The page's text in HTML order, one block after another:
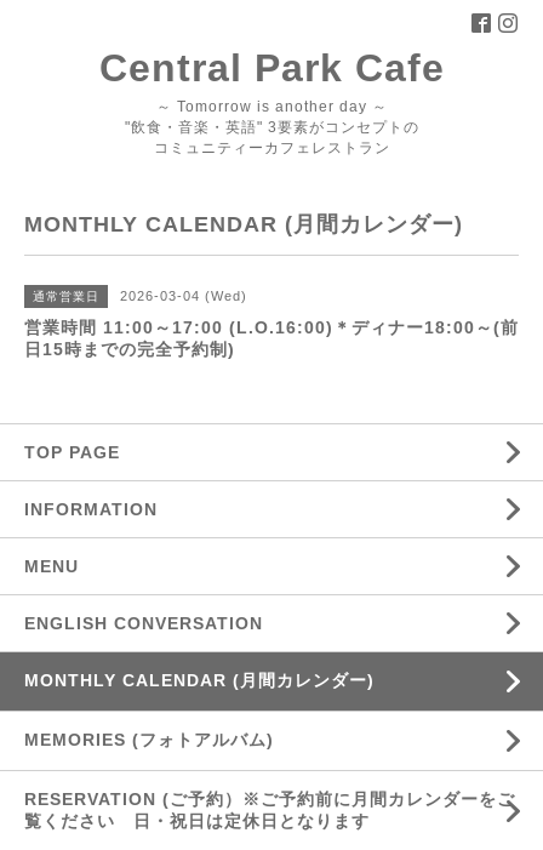
Central Park Cafe
～ Tomorrow is another day ～
"飲食・音楽・英語" 3要素がコンセプトの
コミュニティーカフェレストラン
MONTHLY CALENDAR (月間カレンダー)
通常営業日 2026-03-04 (Wed)
営業時間 11:00～17:00 (L.O.16:00)＊ディナー18:00～(前
日15時までの完全予約制)
TOP PAGE
INFORMATION
MENU
ENGLISH CONVERSATION
MONTHLY CALENDAR (月間カレンダー)
MEMORIES (フォトアルバム)
RESERVATION (ご予約）※ご予約前に月間カレンダーをご
覧ください 日・祝日は定休日となります